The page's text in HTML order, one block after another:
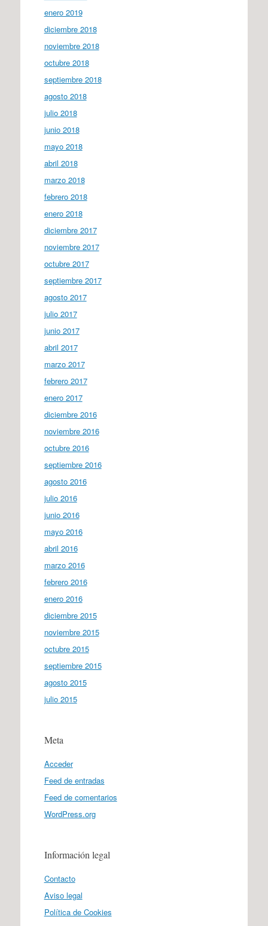
enero 2019
diciembre 2018
noviembre 2018
octubre 2018
septiembre 2018
agosto 2018
julio 2018
junio 2018
mayo 2018
abril 2018
marzo 2018
febrero 2018
enero 2018
diciembre 2017
noviembre 2017
octubre 2017
septiembre 2017
agosto 2017
julio 2017
junio 2017
abril 2017
marzo 2017
febrero 2017
enero 2017
diciembre 2016
noviembre 2016
octubre 2016
septiembre 2016
agosto 2016
julio 2016
junio 2016
mayo 2016
abril 2016
marzo 2016
febrero 2016
enero 2016
diciembre 2015
noviembre 2015
octubre 2015
septiembre 2015
agosto 2015
julio 2015
Meta
Acceder
Feed de entradas
Feed de comentarios
WordPress.org
Información legal
Contacto
Aviso legal
Política de Cookies